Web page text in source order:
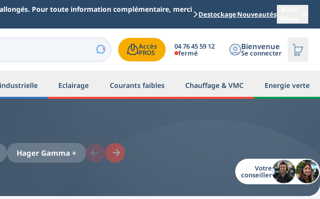
Pour toute information complémentaire, merci
DestockageNouveautés
Accès
PROS
04 76 45 59 12
fermé
Bienvenue
Se connecter
Eclairage Courants faibles Chauffage & VMC Energie verte
Hager Gamma + Shrack Coffret
Votre
conseiller